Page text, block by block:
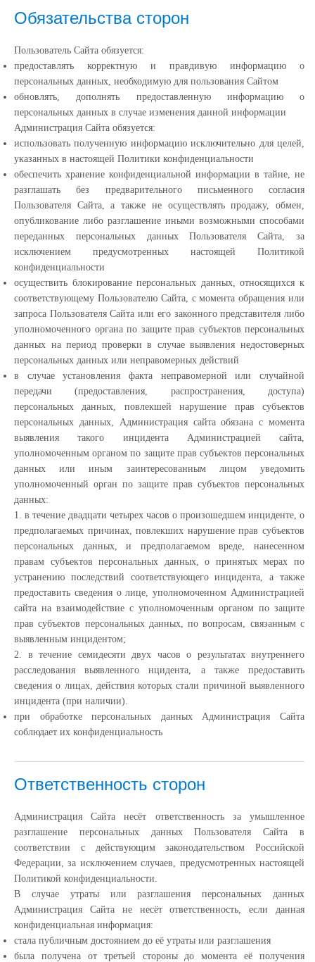
Обязательства сторон
Пользователь Сайта обязуется:
предоставлять корректную и правдивую информацию о
персональных данных, необходимую для пользования Сайтом
обновлять, дополнять предоставленную информацию о
персональных данных в случае изменения данной информации
Администрация Сайта обязуется:
использовать полученную информацию исключительно для целей,
указанных в настоящей Политики конфиденциальности
обеспечить хранение конфиденциальной информации в тайне, не
разглашать без предварительного письменного согласия
Пользователя Сайта, а также не осуществлять продажу, обмен,
опубликование либо разглашение иными возможными способами
переданных персональных данных Пользователя Сайта, за
исключением предусмотренных настоящей Политикой
конфиденциальности
осуществить блокирование персональных данных, относящихся к
соответствующему Пользователю Сайта, с момента обращения или
запроса Пользователя Сайта или его законного представителя либо
уполномоченного органа по защите прав субъектов персональных
данных на период проверки в случае выявления недостоверных
персональных данных или неправомерных действий
в случае установления факта неправомерной или случайной
передачи (предоставления, распространения, доступа)
персональных данных, повлекшей нарушение прав субъектов
персональных данных, Администрация сайта обязана с момента
выявления такого инцидента Администрацией сайта,
уполномоченным органом по защите прав субъектов персональных
данных или иным заинтересованным лицом уведомить
уполномоченный орган по защите прав субъектов персональных
данных:
1. в течение двадцати четырех часов о произошедшем инциденте, о
предполагаемых причинах, повлекших нарушение прав субъектов
персональных данных, и предполагаемом вреде, нанесенном
правам субъектов персональных данных, о принятых мерах по
устранению последствий соответствующего инцидента, а также
предоставить сведения о лице, уполномоченном Администрацией
сайта на взаимодействие с уполномоченным органом по защите
прав субъектов персональных данных, по вопросам, связанным с
выявленным инцидентом;
2. в течение семидесяти двух часов о результатах внутреннего
расследования выявленного нцидента, а также предоставить
сведения о лицах, действия которых стали причиной выявленного
инцидента (при наличии).
при обработке персональных данных Администрация Сайта
соблюдает их конфиденциальность
Ответственность сторон
Администрация Сайта несёт ответственность за умышленное
разглашение персональных данных Пользователя Сайта в
соответствии с действующим законодательством Российской
Федерации, за исключением случаев, предусмотренных настоящей
Политикой конфиденциальности.
В случае утраты или разглашения персональных данных
Администрация Сайта не несёт ответственность, если данная
конфиденциальная информация:
cтала публичным достоянием до её утраты или разглашения
была получена от третьей стороны до момента её получения